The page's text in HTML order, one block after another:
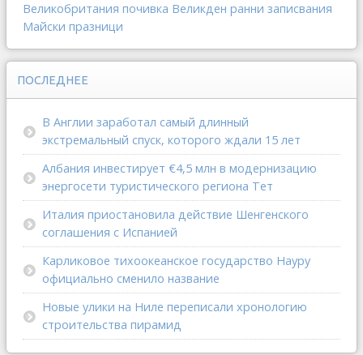
Великобритания почивка Великден ранни записвания
Майски празници
ПОСЛЕДНЕЕ
В Англии заработал самый длинный
экстремальный спуск, которого ждали 15 лет
Албания инвестирует €4,5 млн в модернизацию
энергосети туристического региона Тет
Италия приостановила действие Шенгенского
соглашения с Испанией
Карликовое тихоокеанское государство Науру
официально сменило название
Новые улики на Ниле переписали хронологию
строительства пирамид